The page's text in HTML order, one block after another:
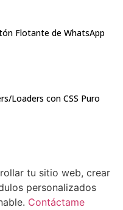
Flotante de WhatsApp
Loaders con CSS Puro
tu sitio web, crear
personalizados
Contáctame